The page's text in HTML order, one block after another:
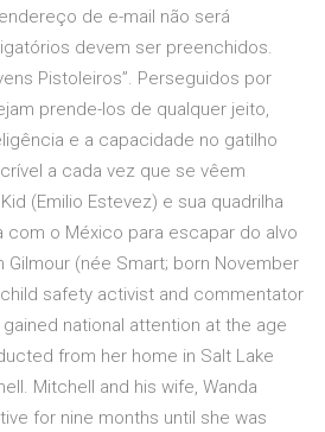
de e-mail não será
devem ser preenchidos.
Pistoleiros”. Perseguidos por
prende-los de qualquer jeito,
e a capacidade no gatilho
a cada vez que se vêem
(Emilio Estevez) e sua quadrilha
com o México para escapar do alvo
Gilmour (née Smart; born November
child safety activist and commentator
national attention at the age
from her home in Salt Lake
Mitchell and his wife, Wanda
for nine months until she was